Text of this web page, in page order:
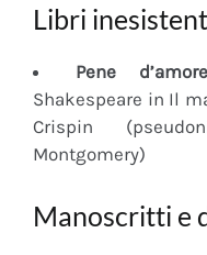
Libri
Pene
Shakespeare in Il
Crispin
Montgomery)
Manoscritti e